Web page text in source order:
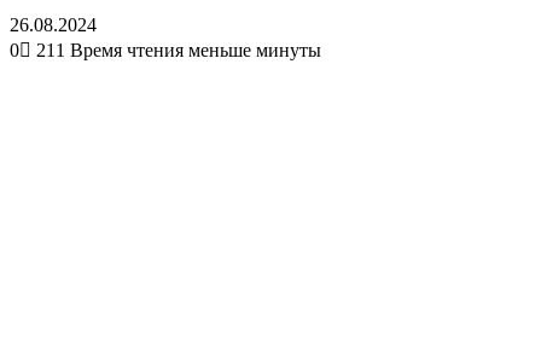
26.08.2024
0
211 Время чтения меньше минуты